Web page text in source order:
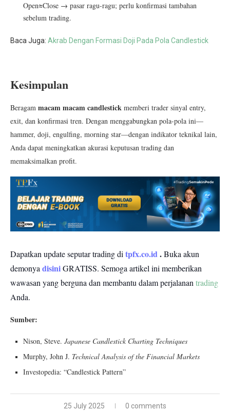
Open≈Close → pasar ragu-ragu; perlu konfirmasi tambahan
sebelum trading.
Baca Juga: Akrab Dengan Formasi Doji Pada Pola Candlestick
Kesimpulan
Beragam macam macam candlestick memberi trader sinyal entry,
exit, dan konfirmasi tren. Dengan menggabungkan pola-pola ini—
hammer, doji, engulfing, morning star—dengan indikator teknikal lain,
Anda dapat meningkatkan akurasi keputusan trading dan
memaksimalkan profit.
Dapatkan update seputar trading ditpfx.co.id.Buka akun
demonyadisiniGRATISS. Semoga artikel ini memberikan
wawasan yang berguna dan membantu dalam perjalanantrading
Anda.
Sumber:
Nison, Steve. Japanese Candlestick Charting Techniques
Murphy, John J. Technical Analysis of the Financial Markets
Investopedia: “Candlestick Pattern”
25 July 2025 0 comments